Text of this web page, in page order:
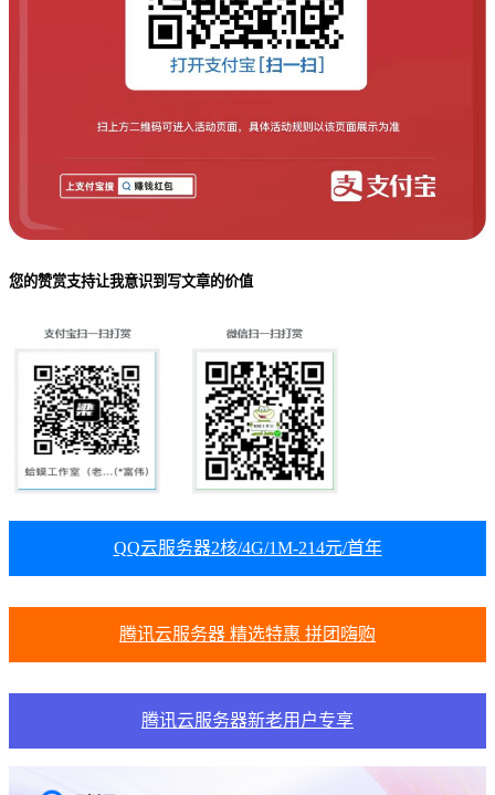
您的赞赏支持让我意识到写文章的价值
QQ云服务器2核/4G/1M-214元/首年
腾讯云服务器 精选特惠 拼团嗨购
腾讯云服务器新老用户专享